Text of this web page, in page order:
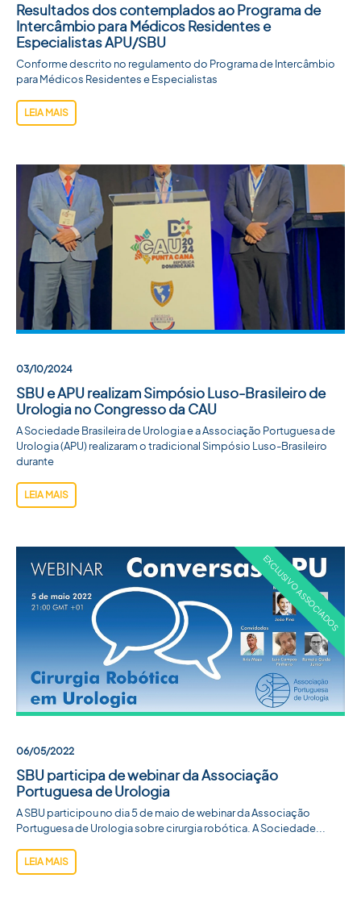
Resultados dos contemplados ao Programa de
Intercâmbio para Médicos Residentes e
Especialistas APU/SBU
Conforme descrito no regulamento do Programa de Intercâmbio
para Médicos Residentes e Especialistas
LEIA MAIS
03/10/2024
SBU e APU realizam Simpósio Luso-Brasileiro de
Urologia no Congresso da CAU
A Sociedade Brasileira de Urologia e a Associação Portuguesa de
Urologia (APU) realizaram o tradicional Simpósio Luso-Brasileiro
durante
LEIA MAIS
06/05/2022
SBU participa de webinar da Associação
Portuguesa de Urologia
A SBU participou no dia 5 de maio de webinar da Associação
Portuguesa de Urologia sobre cirurgia robótica. A Sociedade...
LEIA MAIS